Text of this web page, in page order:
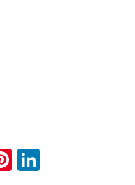
Pinterest